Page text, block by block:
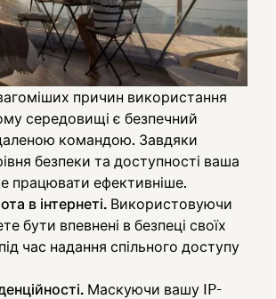
причин використання
середовищі є безпечний
командою. Завдяки
безпеки та доступності ваша
працювати ефективніше.
в інтернеті. Використовуючи
бути впевнені в безпеці своїх
час надання спільного доступу
Маскуючи вашу IP-